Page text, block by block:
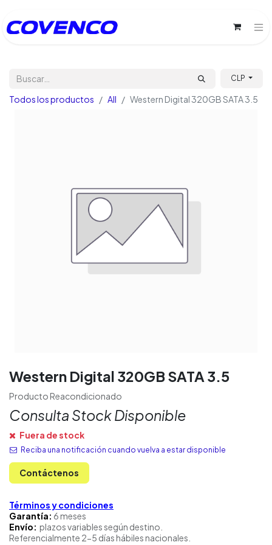
CLP
Todos los productos All Western Digital 320GB SATA 3.5
Western Digital 320GB SATA 3.5
Producto Reacondicionado
Consulta Stock Disponible
Fuera de stock
Reciba una notificación cuando vuelva a estar disponible
Contáctenos
Términos y condiciones
Garantía: 6 meses
Envío: plazos variables según destino.
Referencialmente 2-5 días hábiles nacionales.